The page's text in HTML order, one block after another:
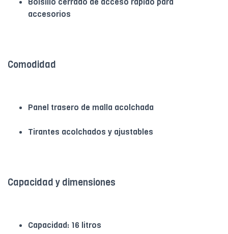
accesorios
Comodidad
Panel trasero de malla acolchada
Tirantes acolchados y ajustables
Capacidad y dimensiones
Capacidad: 16 litros